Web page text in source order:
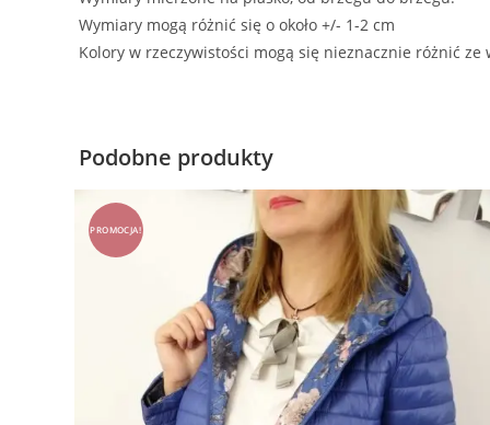
Wymiary mogą różnić się o około +/- 1-2 cm
Kolory w rzeczywistości mogą się nieznacznie różnić
Podobne produkty
PROMOCJA!